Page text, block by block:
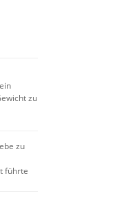
zu
zu
führte